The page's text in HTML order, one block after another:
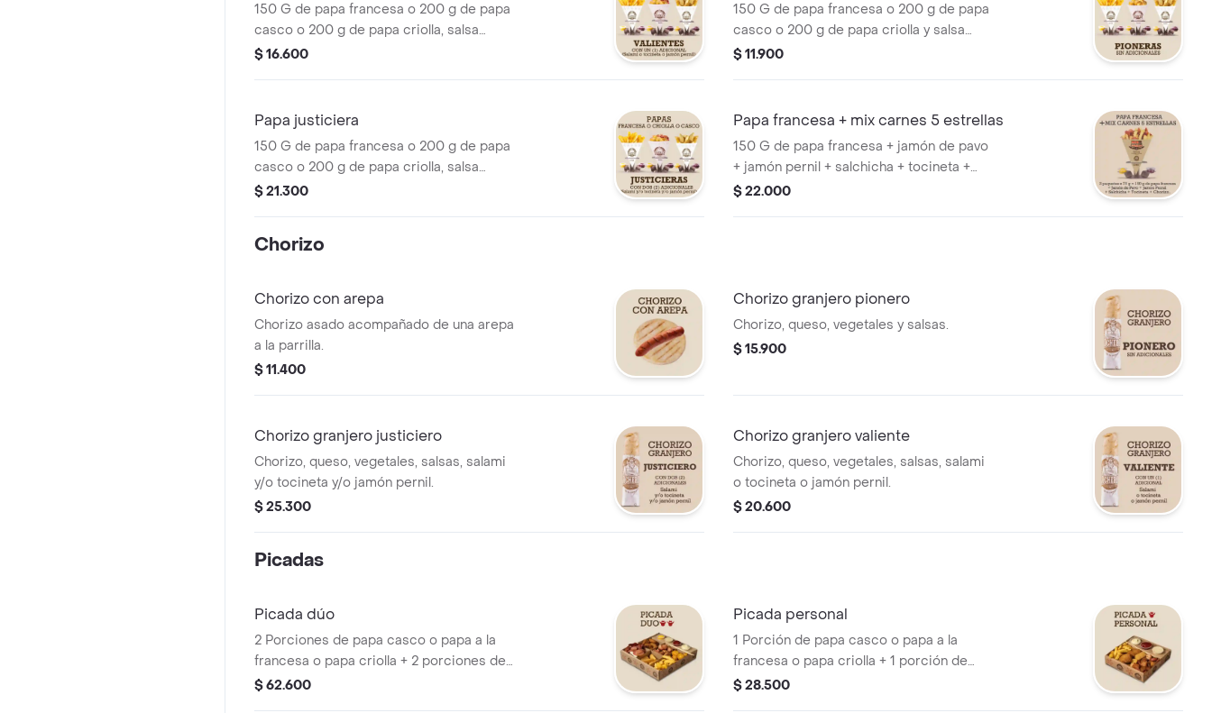
150 G de papa francesa o 200 g de papa
casco o 200 g de papa criolla, salsa
queso cheddar, salami o tocineta o jamón
$ 16.600
150 G de papa francesa o 200 g de papa
casco o 200 g de papa criolla y salsa
queso cheddar.
$ 11.900
Papa justiciera
150 G de papa francesa o 200 g de papa
casco o 200 g de papa criolla, salsa
queso cheddar, salami y/o tocineta y/o
$ 21.300
Papa francesa + mix carnes 5 estrellas
150 G de papa francesa + jamón de pavo
+ jamón pernil + salchicha + tocineta +
chorizo.
$ 22.000
Chorizo
Chorizo con arepa
Chorizo asado acompañado de una arepa
a la parrilla.
$ 11.400
Chorizo granjero pionero
Chorizo, queso, vegetales y salsas.
$ 15.900
Chorizo granjero justiciero
Chorizo, queso, vegetales, salsas, salami
y/o tocineta y/o jamón pernil.
$ 25.300
Chorizo granjero valiente
Chorizo, queso, vegetales, salsas, salami
o tocineta o jamón pernil.
$ 20.600
Picadas
Picada dúo
2 Porciones de papa casco o papa a la
francesa o papa criolla + 2 porciones de
salchibolitas o choribolitas + 2 pinchos
$ 62.600
Picada personal
1 Porción de papa casco o papa a la
francesa o papa criolla + 1 porción de
salchibolita o choribolita + 1 pincho
$ 28.500